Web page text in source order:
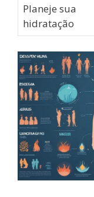
Planeje sua
hidratação